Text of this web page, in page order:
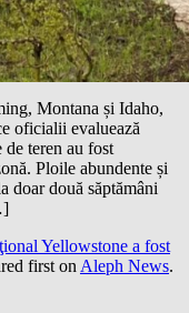
Montana și Idaho,
oficialii evaluează
teren au fost
Ploile abundente și
doar două săptămâni
Yellowstone a fost
first on Aleph News.